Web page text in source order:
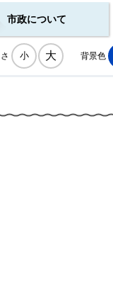
市政について
小 大 背景色